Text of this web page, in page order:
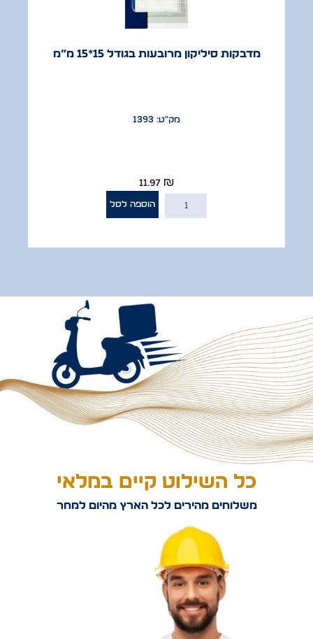
מדבקות סיליקון מרובעות בגודל 15*15 מ”מ
מק"ט: 1393
11.97₪
הוספה לסל
כל השילוט קיים במלאי
משלוחים מהירים לכל הארץ מהיום למחר